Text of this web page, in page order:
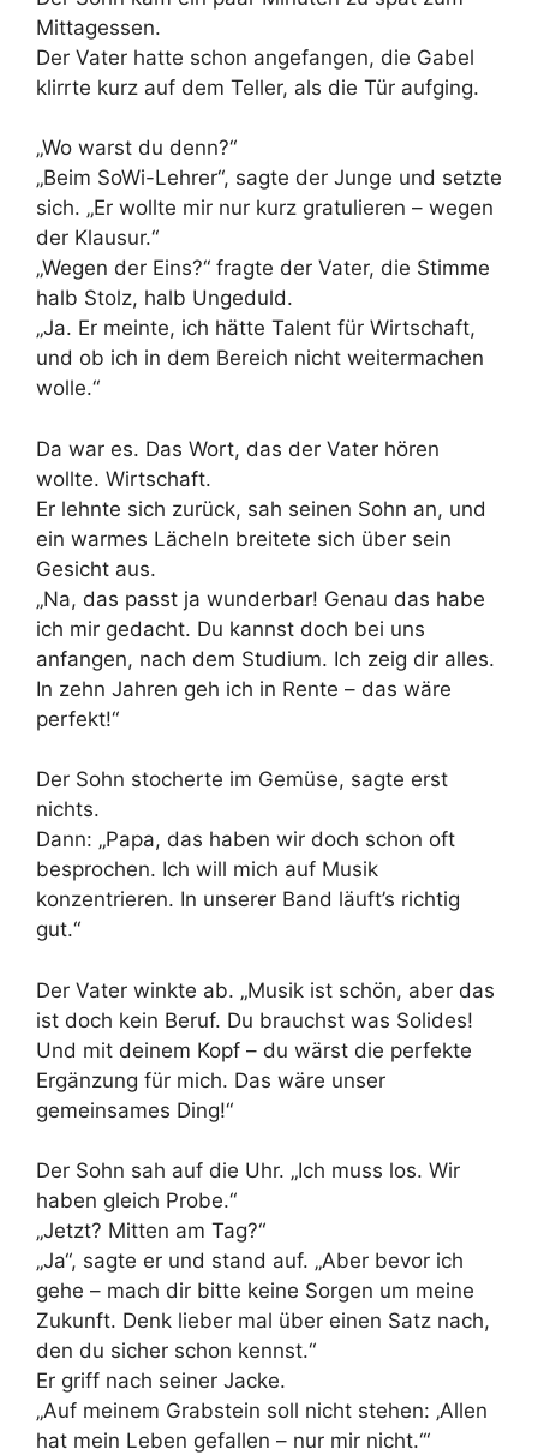
Mittagessen.
Der Vater hatte schon angefangen, die Gabel
klirrte kurz auf dem Teller, als die Tür aufging.
„Wo warst du denn?“
„Beim SoWi-Lehrer“, sagte der Junge und setzte
sich. „Er wollte mir nur kurz gratulieren – wegen
der Klausur.“
„Wegen der Eins?“ fragte der Vater, die Stimme
halb Stolz, halb Ungeduld.
„Ja. Er meinte, ich hätte Talent für Wirtschaft,
und ob ich in dem Bereich nicht weitermachen
wolle.“
Da war es. Das Wort, das der Vater hören
wollte. Wirtschaft.
Er lehnte sich zurück, sah seinen Sohn an, und
ein warmes Lächeln breitete sich über sein
Gesicht aus.
„Na, das passt ja wunderbar! Genau das habe
ich mir gedacht. Du kannst doch bei uns
anfangen, nach dem Studium. Ich zeig dir alles.
In zehn Jahren geh ich in Rente – das wäre
perfekt!“
Der Sohn stocherte im Gemüse, sagte erst
nichts.
Dann: „Papa, das haben wir doch schon oft
besprochen. Ich will mich auf Musik
konzentrieren. In unserer Band läuft’s richtig
gut.“
Der Vater winkte ab. „Musik ist schön, aber das
ist doch kein Beruf. Du brauchst was Solides!
Und mit deinem Kopf – du wärst die perfekte
Ergänzung für mich. Das wäre unser
gemeinsames Ding!“
Der Sohn sah auf die Uhr. „Ich muss los. Wir
haben gleich Probe.“
„Jetzt? Mitten am Tag?“
„Ja“, sagte er und stand auf. „Aber bevor ich
gehe – mach dir bitte keine Sorgen um meine
Zukunft. Denk lieber mal über einen Satz nach,
den du sicher schon kennst.“
Er griff nach seiner Jacke.
„Auf meinem Grabstein soll nicht stehen: ‚Allen
hat mein Leben gefallen – nur mir nicht.‘“